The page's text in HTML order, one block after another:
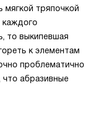
мягкой тряпочкой
то выкипевшая
к элементам
проблематично
что абразивные